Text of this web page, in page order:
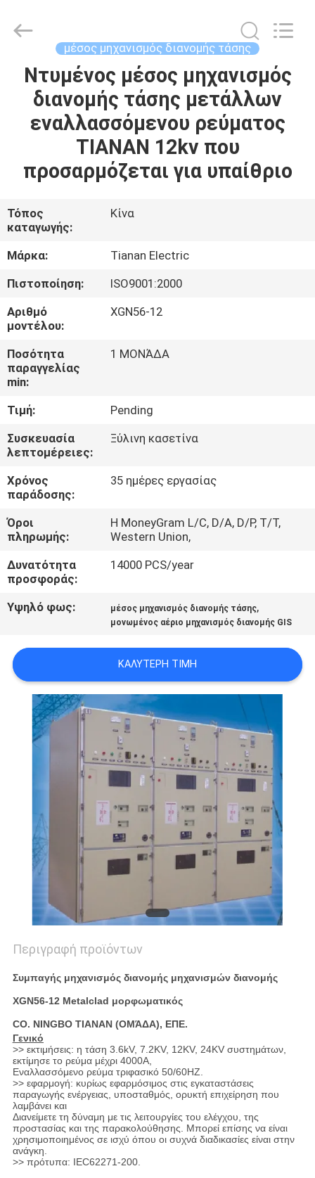
ΣΠΊΤΙ
ΠΡΟΪΌΝΤΑ
ΕΜΦΆΝΙΣΗ
ΠΕΡΊΠΟΥ
ΕΜΕΊΣ
ΓΎΡΟΣ
ΕΡΓΟΣΤΑΣΊΩΝ
ΠΟΙΟΤΙΚΌΣ
ΜΑΣ
ΕΛΆΤΕ
ΣΕ
ΕΠΑΦΉ
ΜΕ
ΕΙΔΉΣΕΙΣ
ΈΝΑ
ΑΠΌΣΠΑΣΜΑ
SITEMAP
(Group)
Co.,Ltd..
μέσος μηχανισμός διανομής τάσης
Ντυμένος μέσος μηχανισμός
διανομής τάσης μετάλλων
εναλλασσόμενου ρεύματος
TIANAN 12kv που
προσαρμόζεται για υπαίθριο
Τόπος
καταγωγής:
Κίνα
Μάρκα:
Tianan Electric
Πιστοποίηση:
ISO9001:2000
Αριθμό
μοντέλου:
XGN56-12
Ποσότητα
παραγγελίας
min:
1 ΜΟΝΆΔΑ
Τιμή:
Pending
Συσκευασία
λεπτομέρειες:
Ξύλινη κασετίνα
Χρόνος
παράδοσης:
35 ημέρες εργασίας
Όροι
πληρωμής:
Η MoneyGram L/C, D/A, D/P, T/T,
Western Union,
Δυνατότητα
προσφοράς:
14000 PCS/year
Υψηλό φως: μέσος μηχανισμός διανομής τάσης,
μονωμένος αέριο μηχανισμός διανομής GIS
ΚΑΛΎΤΕΡΗ ΤΙΜΉ
Περιγραφή προϊόντων
Συμπαγής μηχανισμός διανομής μηχανισμών διανομής
XGN56-12 Metalclad μορφωματικός
CO. NINGBO TIANAN (ΟΜΆΔΑ), ΕΠΕ.
Γενικό
>> εκτιμήσεις: η τάση 3.6kV, 7.2KV, 12KV, 24KV συστημάτων,
εκτίμησε το ρεύμα μέχρι 4000A,
Εναλλασσόμενο ρεύμα τριφασικό 50/60HZ.
>> εφαρμογή: κυρίως εφαρμόσιμος στις εγκαταστάσεις
παραγωγής ενέργειας, υποσταθμός, ορυκτή επιχείρηση που
λαμβάνει και
Διανείμετε τη δύναμη με τις λειτουργίες του ελέγχου, της
προστασίας και της παρακολούθησης. Μπορεί επίσης να είναι
χρησιμοποιημένος σε ισχύ όπου οι συχνά διαδικασίες είναι στην
ανάγκη.
>> πρότυπα: IEC62271-200.